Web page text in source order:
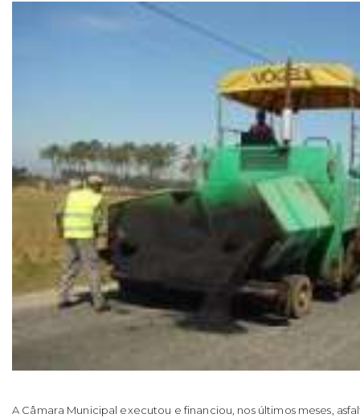
A Câmara Municipal executou e financiou, nos últimos meses,